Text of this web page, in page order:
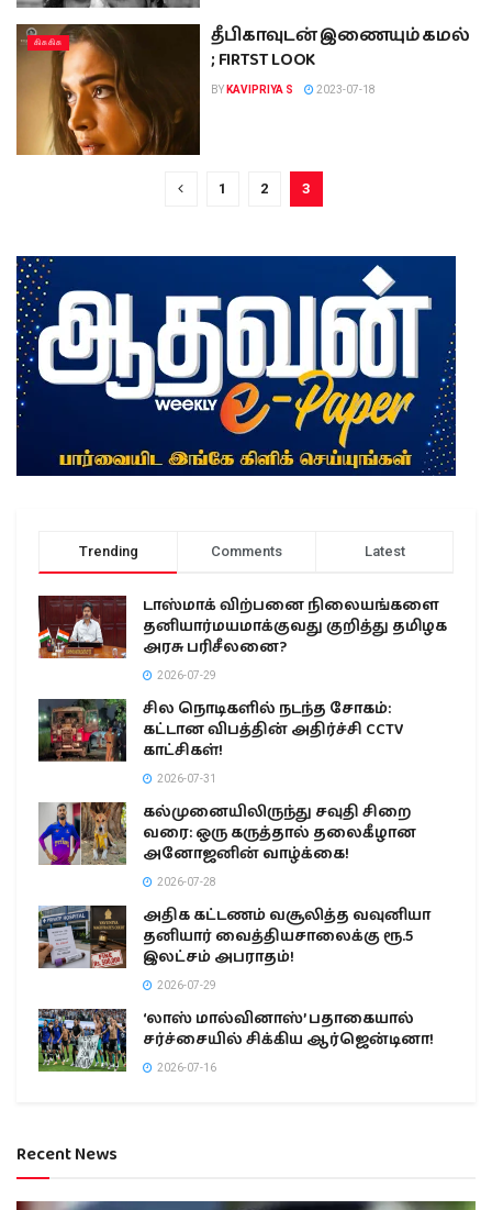
கிசுகிசு
தீபிகாவுடன் இணையும் கமல்
; FIRTST LOOK
BY KAVIPRIYA S 2023-07-18
1 2 3
Trending Comments Latest
டாஸ்மாக் விற்பனை நிலையங்களை
தனியார்மயமாக்குவது குறித்து தமிழக
அரசு பரிசீலனை?
2026-07-29
சில நொடிகளில் நடந்த சோகம்:
கட்டான விபத்தின் அதிர்ச்சி CCTV
காட்சிகள்!
2026-07-31
கல்முனையிலிருந்து சவுதி சிறை
வரை: ஒரு கருத்தால் தலைகீழான
அனோஜனின் வாழ்க்கை!
2026-07-28
அதிக கட்டணம் வசூலித்த வவுனியா
தனியார் வைத்தியசாலைக்கு ரூ.5
இலட்சம் அபராதம்!
2026-07-29
‘லாஸ் மால்வினாஸ்’ பதாகையால்
சர்ச்சையில் சிக்கிய ஆர்ஜென்டினா!
2026-07-16
Recent News